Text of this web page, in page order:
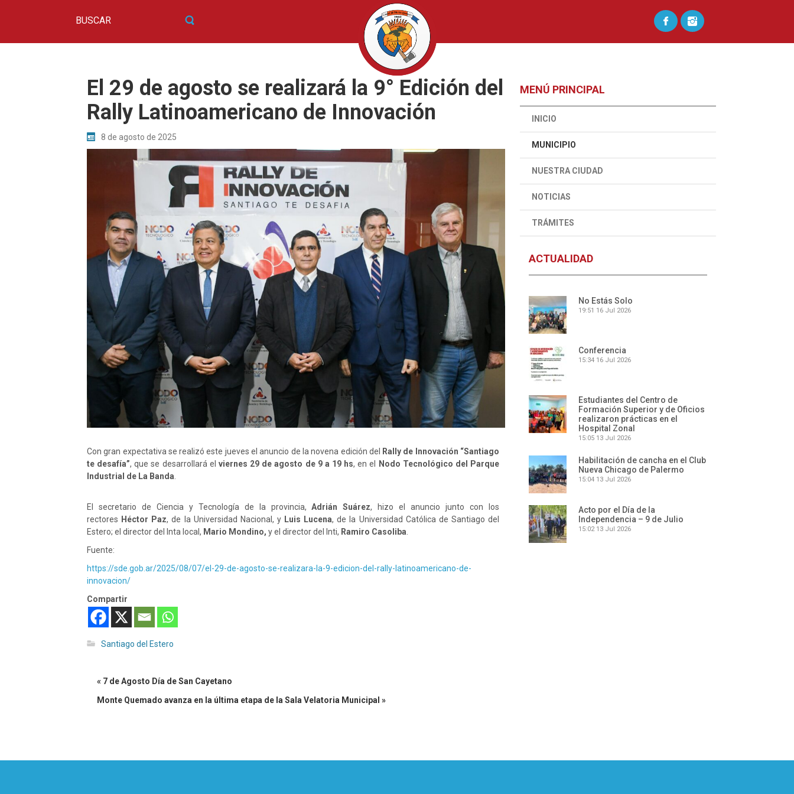
El 29 de agosto se realizará la 9° Edición del
Rally Latinoamericano de Innovación
8 de agosto de 2025
Con gran expectativa se realizó este jueves el anuncio de la novena edición del
Rally de Innovación “Santiago
te desafía”, que se desarrollará el viernes 29 de agosto de 9 a 19 hs, en el
Nodo Tecnológico del Parque
Industrial de La Banda
El secretario de Ciencia y Tecnología de la provincia,Adrián Suárez, hizo el anuncio junto con los
rectores Héctor Paz, de la Universidad Nacional, y Luis Lucena, de la Universidad Católica de Santiago del
Estero; el director del Inta local, Mario Mondino, y el director del Inti, Ramiro Casoliba
Fuente:
https://sde.gob.ar/2025/08/07/el-29-de-agosto-se-realizara-la-9-edicion-del-rally-latinoamericano-de-
innovacion/
Compartir
Santiago del Estero
« 7 de Agosto Día de San Cayetano
Monte Quemado avanza en la última etapa de la Sala Velatoria Municipal »
MENÚ PRINCIPAL
INICIO
MUNICIPIO
NUESTRA CIUDAD
NOTICIAS
TRÁMITES
ACTUALIDAD
No Estás Solo
19:51 16 Jul 2026
Conferencia
15:34 16 Jul 2026
Estudiantes del Centro de
Formación Superior y de Oficios
realizaron prácticas en el
Hospital Zonal
15:05 13 Jul 2026
Habilitación de cancha en el Club
Nueva Chicago de Palermo
15:04 13 Jul 2026
Acto por el Día de la
Independencia – 9 de Julio
15:02 13 Jul 2026